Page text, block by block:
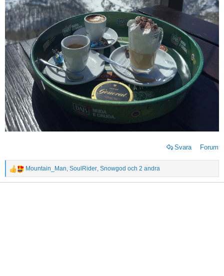
Svara Forum
R
e
Mountain_Man SoulRider Snowgod och 2 andra